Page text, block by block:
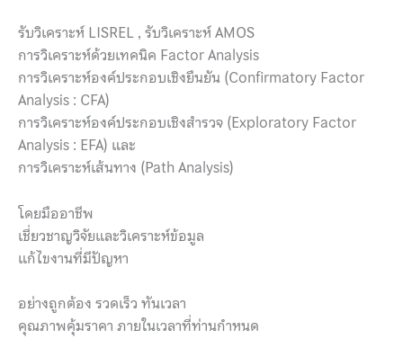
รับวิเคราะห์ LISREL , รับวิเคราะห์ AMOS
การวิเคราะห์ด้วยเทคนิค Factor Analysis
การวิเคราะห์องค์ประกอบเชิงยืนยัน (Confirmatory Factor
Analysis : CFA)
การวิเคราะห์องค์ประกอบเชิงสำรวจ (Exploratory Factor
Analysis : EFA) และ
การวิเคราะห์เส้นทาง (Path Analysis)
โดยมืออาชีพ
เชี่ยวชาญวิจัยและวิเคราะห์ข้อมูล
แก้ไขงานที่มีปัญหา
อย่างถูกต้อง รวดเร็ว ทันเวลา
คุณภาพคุ้มราคา ภายในเวลาที่ท่านกำหนด